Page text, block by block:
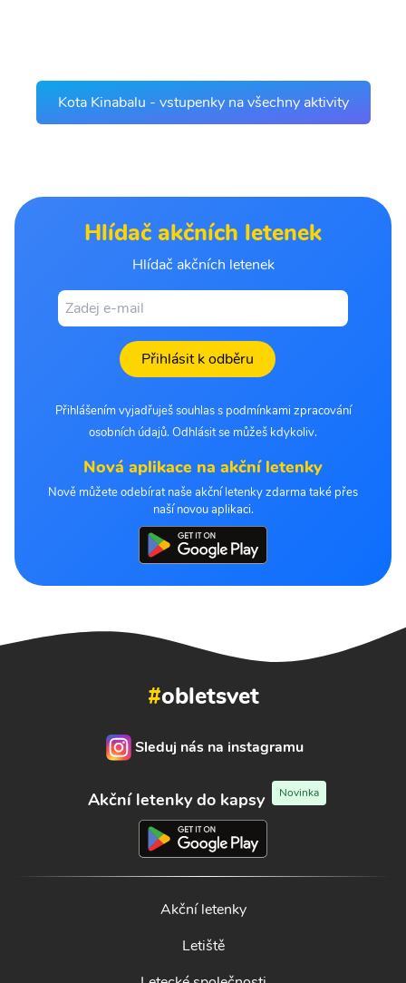
Kota Kinabalu - vstupenky na všechny aktivity
Hlídač akčních letenek
Hlídač akčních letenek
Přihlásit k odběru
Přihlášením vyjadřuješ souhlas s podmínkami zpracování
osobních údajů. Odhlásit se můžeš kdykoliv.
Nová aplikace na akční letenky
Nově můžete odebírat naše akční letenky zdarma také přes
naší novou aplikaci.
#obletsvet
Sleduj nás na instagramu
Akční letenky do kapsy Novinka
Akční letenky
Letiště